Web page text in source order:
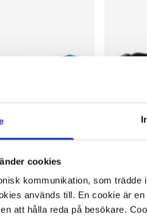
cookies
kommunikation, som
används till. En cookie är
att hålla reda på besökare.
Pulka svart